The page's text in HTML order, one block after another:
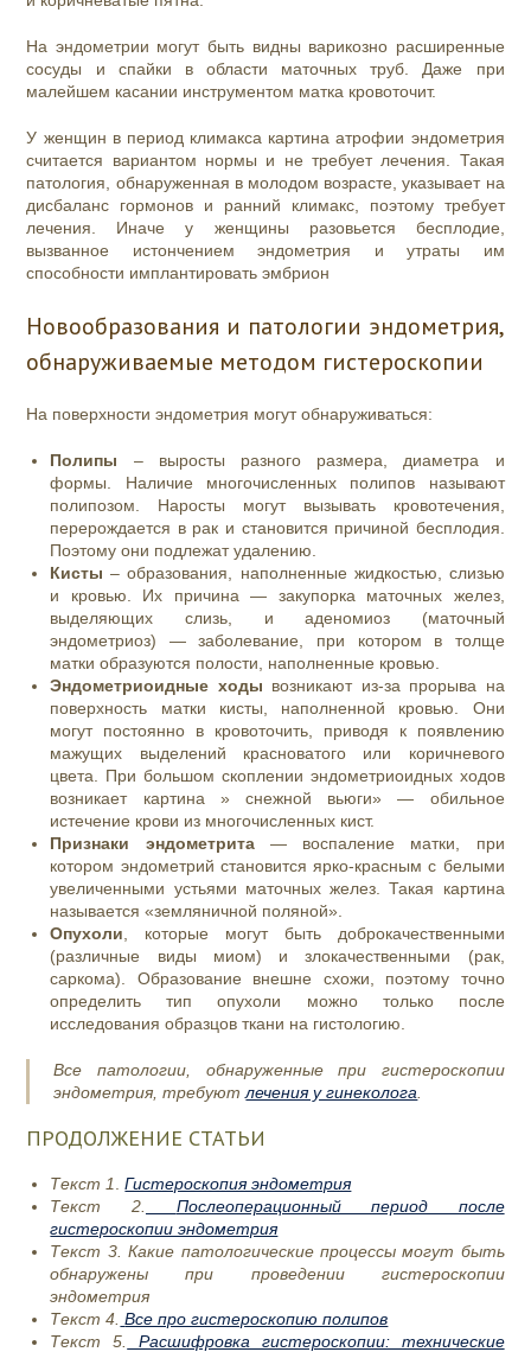
На эндометрии могут быть видны варикозно расширенные
сосуды и спайки в области маточных труб. Даже при
малейшем касании инструментом матка кровоточит.
У женщин в период климакса картина атрофии эндометрия
считается вариантом нормы и не требует лечения. Такая
патология, обнаруженная в молодом возрасте, указывает на
дисбаланс гормонов и ранний климакс, поэтому требует
лечения. Иначе у женщины разовьется бесплодие,
вызванное истончением эндометрия и утраты им
способности имплантировать эмбрион
Новообразования и патологии эндометрия,
обнаруживаемые методом гистероскопии
На поверхности эндометрия могут обнаруживаться:
Полипы – выросты разного размера, диаметра и
формы. Наличие многочисленных полипов называют
полипозом. Наросты могут вызывать кровотечения,
перерождается в рак и становится причиной бесплодия.
Поэтому они подлежат удалению.
Кисты – образования, наполненные жидкостью, слизью
и кровью. Их причина — закупорка маточных желез,
выделяющих слизь, и аденомиоз (маточный
эндометриоз) — заболевание, при котором в толще
матки образуются полости, наполненные кровью.
Эндометриоидные ходы возникают из-за прорыва на
поверхность матки кисты, наполненной кровью. Они
могут постоянно в кровоточить, приводя к появлению
мажущих выделений красноватого или коричневого
цвета. При большом скоплении эндометриоидных ходов
возникает картина » снежной вьюги» — обильное
истечение крови из многочисленных кист.
Признаки эндометрита— воспаление матки, при
котором эндометрий становится ярко-красным с белыми
увеличенными устьями маточных желез. Такая картина
называется «земляничной поляной».
Опухоли , которые могут быть доброкачественными
(различные виды миом) и злокачественными (рак,
саркома). Образование внешне схожи, поэтому точно
определить тип опухоли можно только после
исследования образцов ткани на гистологию.
Все патологии, обнаруженные при гистероскопии
эндометрия, требуютлечения у гинеколога
ПРОДОЛЖЕНИЕ СТАТЬИ
Текст 1
Гистероскопия эндометрия
Текст 2.
Послеоперационный период после
гистероскопии эндометрия
Текст 3. Какие патологические процессы могут быть
обнаружены при проведении гистероскопии
эндометрия
Текст 4. Все про гистероскопию полипов
Текст 5.
Расшифровка гистероскопии: технические